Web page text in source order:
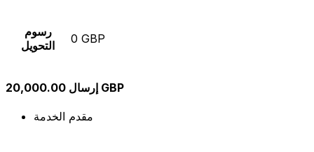
رسوم
التحويل
0 GBP
إرسال 20,000.00 GBP
مقدم الخدمة